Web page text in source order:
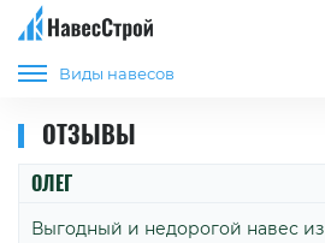
Виды навесов
ОТЗЫВЫ
ОЛЕГ
Выгодный и недорогой навес